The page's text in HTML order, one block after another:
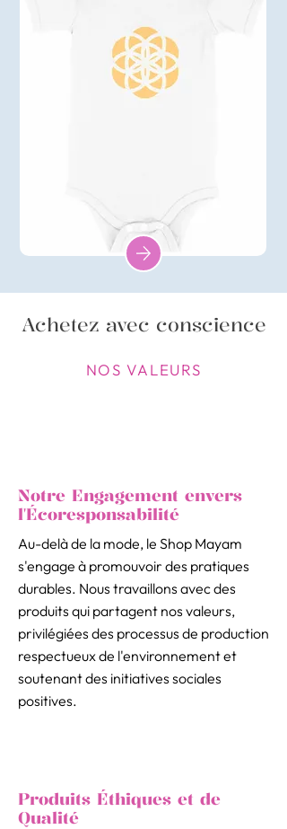
Achetez avec conscience
NOS VALEURS
Notre Engagement envers
l'Écoresponsabilité
Au-delà de la mode, le Shop Mayam
s'engage à promouvoir des pratiques
durables. Nous travaillons avec des
produits qui partagent nos valeurs,
privilégiées des processus de production
respectueux de l'environnement et
soutenant des initiatives sociales
positives.
Produits Éthiques et de
Qualité